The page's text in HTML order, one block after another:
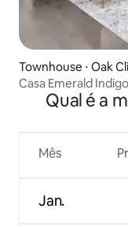
Townhouse ⋅ Oak
Casa Emerald
Qual é a
Mês
Jan.